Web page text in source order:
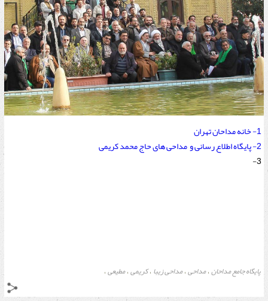
1- خانه مداحان تهران
2- پایگاه اطلاع رسانی و مداحی های حاج محمد کریمی
3-
پایگاه جامع مداحان،مداحی،مداحی زیبا ،کریمی،مطیعی،